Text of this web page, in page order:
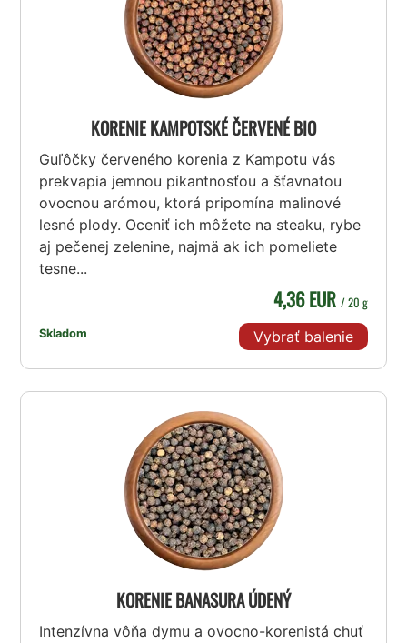
KORENIE KAMPOTSKÉ ČERVENÉ BIO
Guľôčky červeného korenia z Kampotu vás
prekvapia jemnou pikantnosťou a šťavnatou
ovocnou arómou, ktorá pripomína malinové
lesné plody. Oceniť ich môžete na steaku, rybe
aj pečenej zelenine, najmä ak ich pomeliete
tesne...
Skladom
4,36 EUR / 20 g
Vybrať balenie
KORENIE BANASURA ÚDENÝ
Intenzívna vôňa dymu a ovocno-korenistá chuť